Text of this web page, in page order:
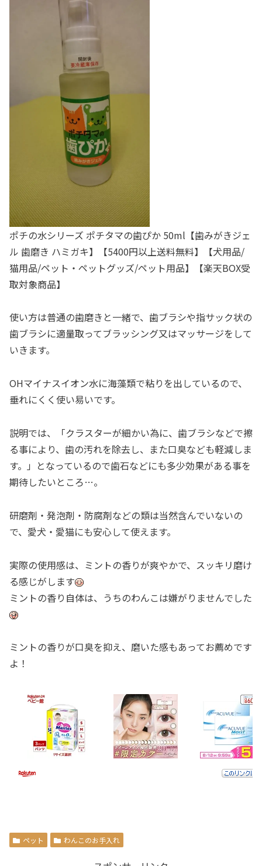
ポチの水シリーズ ポチタマの歯ぴか 50ml【歯みがきジェ
ル 歯磨き ハミガキ】【5400円以上送料無料】【犬用品/
猫用品/ペット・ペットグッズ/ペット用品】【楽天BOX受
取対象商品】
使い方は普通の歯磨きと一緒で、歯ブラシや指サック状の
歯ブラシに適量取ってブラッシング又はマッサージをして
いきます。
OHマイナスイオン水に海藻類で粘りを出しているので、
垂れにくく使い易いです。
説明では、「クラスターが細かい為に、歯ブラシなどで擦
る事により、歯の汚れを除去し、また口臭なども軽減しま
す。」となっているので歯石などにも多少効果がある事を
期待したいところ…。
研磨剤・発泡剤・防腐剤などの類は当然含んでいないの
で、愛犬・愛猫にも安心して使えます。
実際の使用感は、ミントの香りが爽やかで、スッキリ磨け
る感じがします
ミントの香り自体は、うちのわんこは嫌がりませんでした
ミントの香りが口臭を抑え、磨いた感もあってお薦めです
よ！
ペット わんこのお手入れ